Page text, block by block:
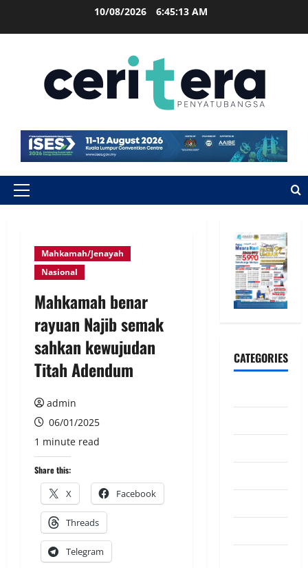
10/08/2026 6:45:14 AM
Mahkamah/Jenayah
Nasional
Mahkamah benar
rayuan Najib semak
sahkan kewujudan
Titah Adendum
admin
06/01/2025
1 minute read
Share this:
X Facebook
Threads
Telegram
CATEGORIES